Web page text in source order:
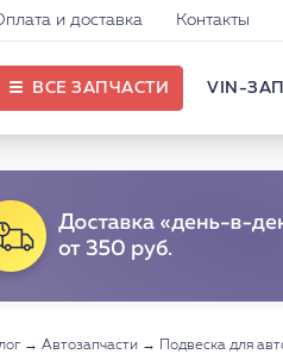
и доставка Контакты
ВСЕ ЗАПЧАСТИ VIN-
→ Автозапчасти → Подвеска для